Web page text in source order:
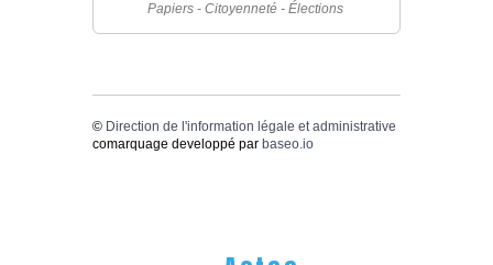
Papiers - Citoyenneté - Élections
© Direction de l'information légale et administrative
comarquage developpé par baseo.io